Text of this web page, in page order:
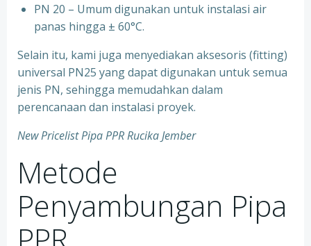
⁠PN 20 – Umum digunakan untuk instalasi air
panas hingga ± 60°C.
Selain itu, kami juga menyediakan aksesoris (fitting)
universal PN25 yang dapat digunakan untuk semua
jenis PN, sehingga memudahkan dalam
perencanaan dan instalasi proyek.
New Pricelist Pipa PPR Rucika Jember
Metode
Penyambungan Pipa